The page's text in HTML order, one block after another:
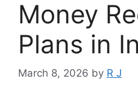
Money
Plans in
March 8, 2026 by R J